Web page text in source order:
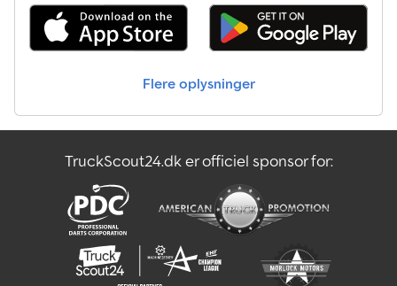
Flere oplysninger
TruckScout24.dk er officiel sponsor for: